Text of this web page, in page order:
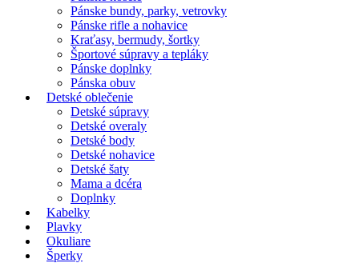
Pánske bundy, parky, vetrovky
Pánske rifle a nohavice
Kraťasy, bermudy, šortky
Športové súpravy a tepláky
Pánske doplnky
Pánska obuv
Detské oblečenie
Detské súpravy
Detské overaly
Detské body
Detské nohavice
Detské šaty
Mama a dcéra
Doplnky
Kabelky
Plavky
Okuliare
Šperky